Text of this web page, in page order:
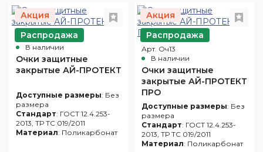
Акция
Распродажа
Арт. Оч10
В наличии
Очки защитные
закрытые АЙ-ПРОТЕКТ
Доступные размеры: Без
размера
Стандарт: ГОСТ 12.4.253-
2013, ТР ТС 019/2011
Материал: Поликарбонат
Акция
Распродажа
Арт. Оч13
В наличии
Очки защитные
закрытые АЙ-ПРОТЕКТ
ПРО
Доступные размеры: Без
размера
Стандарт: ГОСТ 12.4.253-
2013, ТР ТС 019/2011
Материал: Поликарбонат